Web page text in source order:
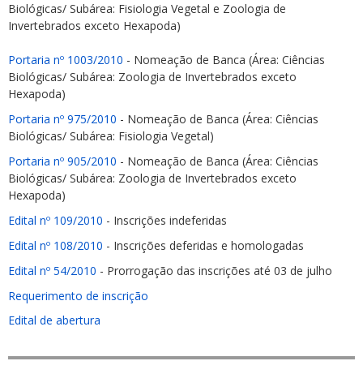
Biológicas/ Subárea: Fisiologia Vegetal e Zoologia de
Invertebrados exceto Hexapoda)
Portaria nº 1003/2010 - Nomeação de Banca (Área: Ciências
Biológicas/ Subárea: Zoologia de Invertebrados exceto
Hexapoda)
Portaria nº 975/2010 - Nomeação de Banca (Área: Ciências
Biológicas/ Subárea: Fisiologia Vegetal)
Portaria nº 905/2010 - Nomeação de Banca (Área: Ciências
Biológicas/ Subárea: Zoologia de Invertebrados exceto
Hexapoda)
Edital nº 109/2010 - Inscrições indeferidas
Edital nº 108/2010 - Inscrições deferidas e homologadas
Edital nº 54/2010 - Prorrogação das inscrições até 03 de julho
Requerimento de inscrição
Edital de abertura